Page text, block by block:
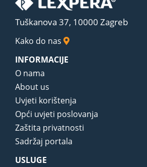
Tuškanova 37, 10000 Zagreb
Kako do nas
INFORMACIJE
O nama
About us
Uvjeti korištenja
Opći uvjeti poslovanja
Zaštita privatnosti
Sadržaj portala
USLUGE